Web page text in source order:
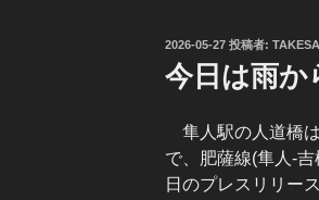
投
日:
2026-05-27 投稿者:
今日は雨か
隼人駅の人道橋
で、肥薩線(隼人-
日のプレスリリー